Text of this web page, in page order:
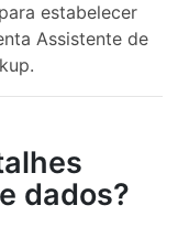
estabelecer
Assistente de
dados?